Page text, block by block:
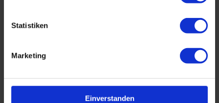
Statistiken
Marketing
Einverstanden
gemeinsam mit den Teilnehmern Schritt für Schritt
Die Teilnehmer gewinnen einen praktischen Eindruck,
und können das Erlernte direkt in die eigene Arbeit